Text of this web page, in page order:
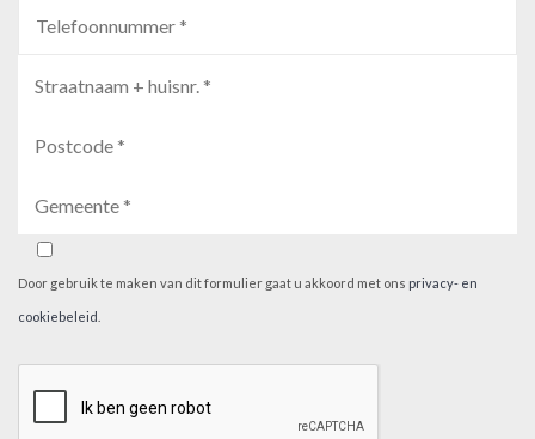
Door gebruik te maken van dit formulier gaat u akkoord met ons privacy- en
cookiebeleid